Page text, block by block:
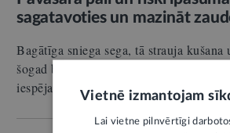
sagatavoties un mazināt
Bagātīga sniega sega, tā strauja kušana
šogad būtiski palielina pavasara palu
iespējama teritoriju applūšana…
Vietnē izmantojam
Lai vietne pilnvērtīgi